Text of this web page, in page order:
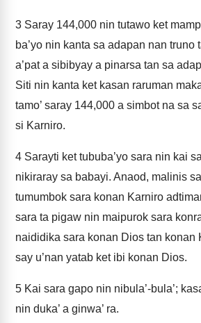
3 Saray 144,000 nin tutawo ket
ba’yo nin kanta sa adapan nan truno
a’pat a sibibyay a pinarsa tan sa
Siti nin kanta ket kasan raruman
tamo’ saray 144,000 a simbot na sa
si Karniro.
4 Sarayti ket tububa’yo sara nin kai
nikiraray sa babayi. Anaod, malinis
tumumbok sara konan Karniro
sara ta pigaw nin maipurok sara
naididika sara konan Dios tan konan
say u’nan yatab ket ibi konan Dios.
5 Kai sara gapo nin nibula’-bula’;
nin duka’ a ginwa’ ra.